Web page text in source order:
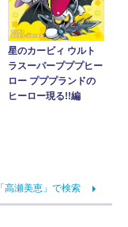
星のカービィ ウルト
ラスーパープププヒー
ロー プププランドの
ヒーロー現る!!編
高瀬美恵」で検索